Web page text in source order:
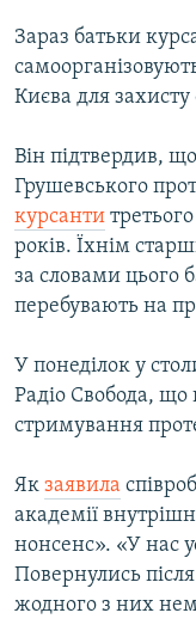
Зараз батьки
Києва для захисту
Він підтвердив,
Грушевського
курсанти
років. Їхнім
за словами цього
перебувають на
У понеділок у
Радіо Свобода, що
стримування
Як заявила
академії
нонсенс». «У нас
Повернулись
жодного з них